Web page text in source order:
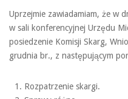
Uprzejmie zawiadamiam, że w
w sali konferencyjnej Urzędu
posiedzenie Komisji Skarg,
grudnia br., z następującym
Rozpatrzenie skargi.